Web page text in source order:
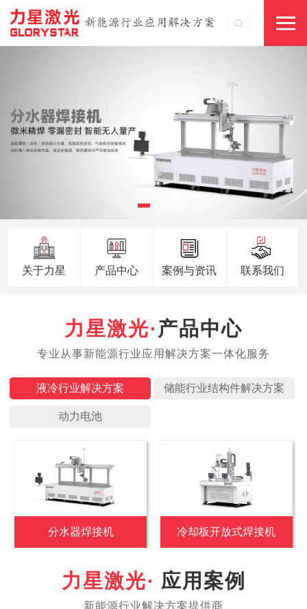
关于力星 产品中心 案例与资讯 联系我们
产品中心
液冷行业 储能行业
动力电池
分水器焊接机 冷却板开放式焊接机
应用案例